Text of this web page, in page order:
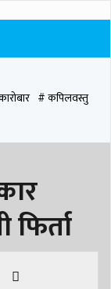
# कपिलवस्तु
# वर्षा # समृद्धि
# राजधानी
# मन्दिर